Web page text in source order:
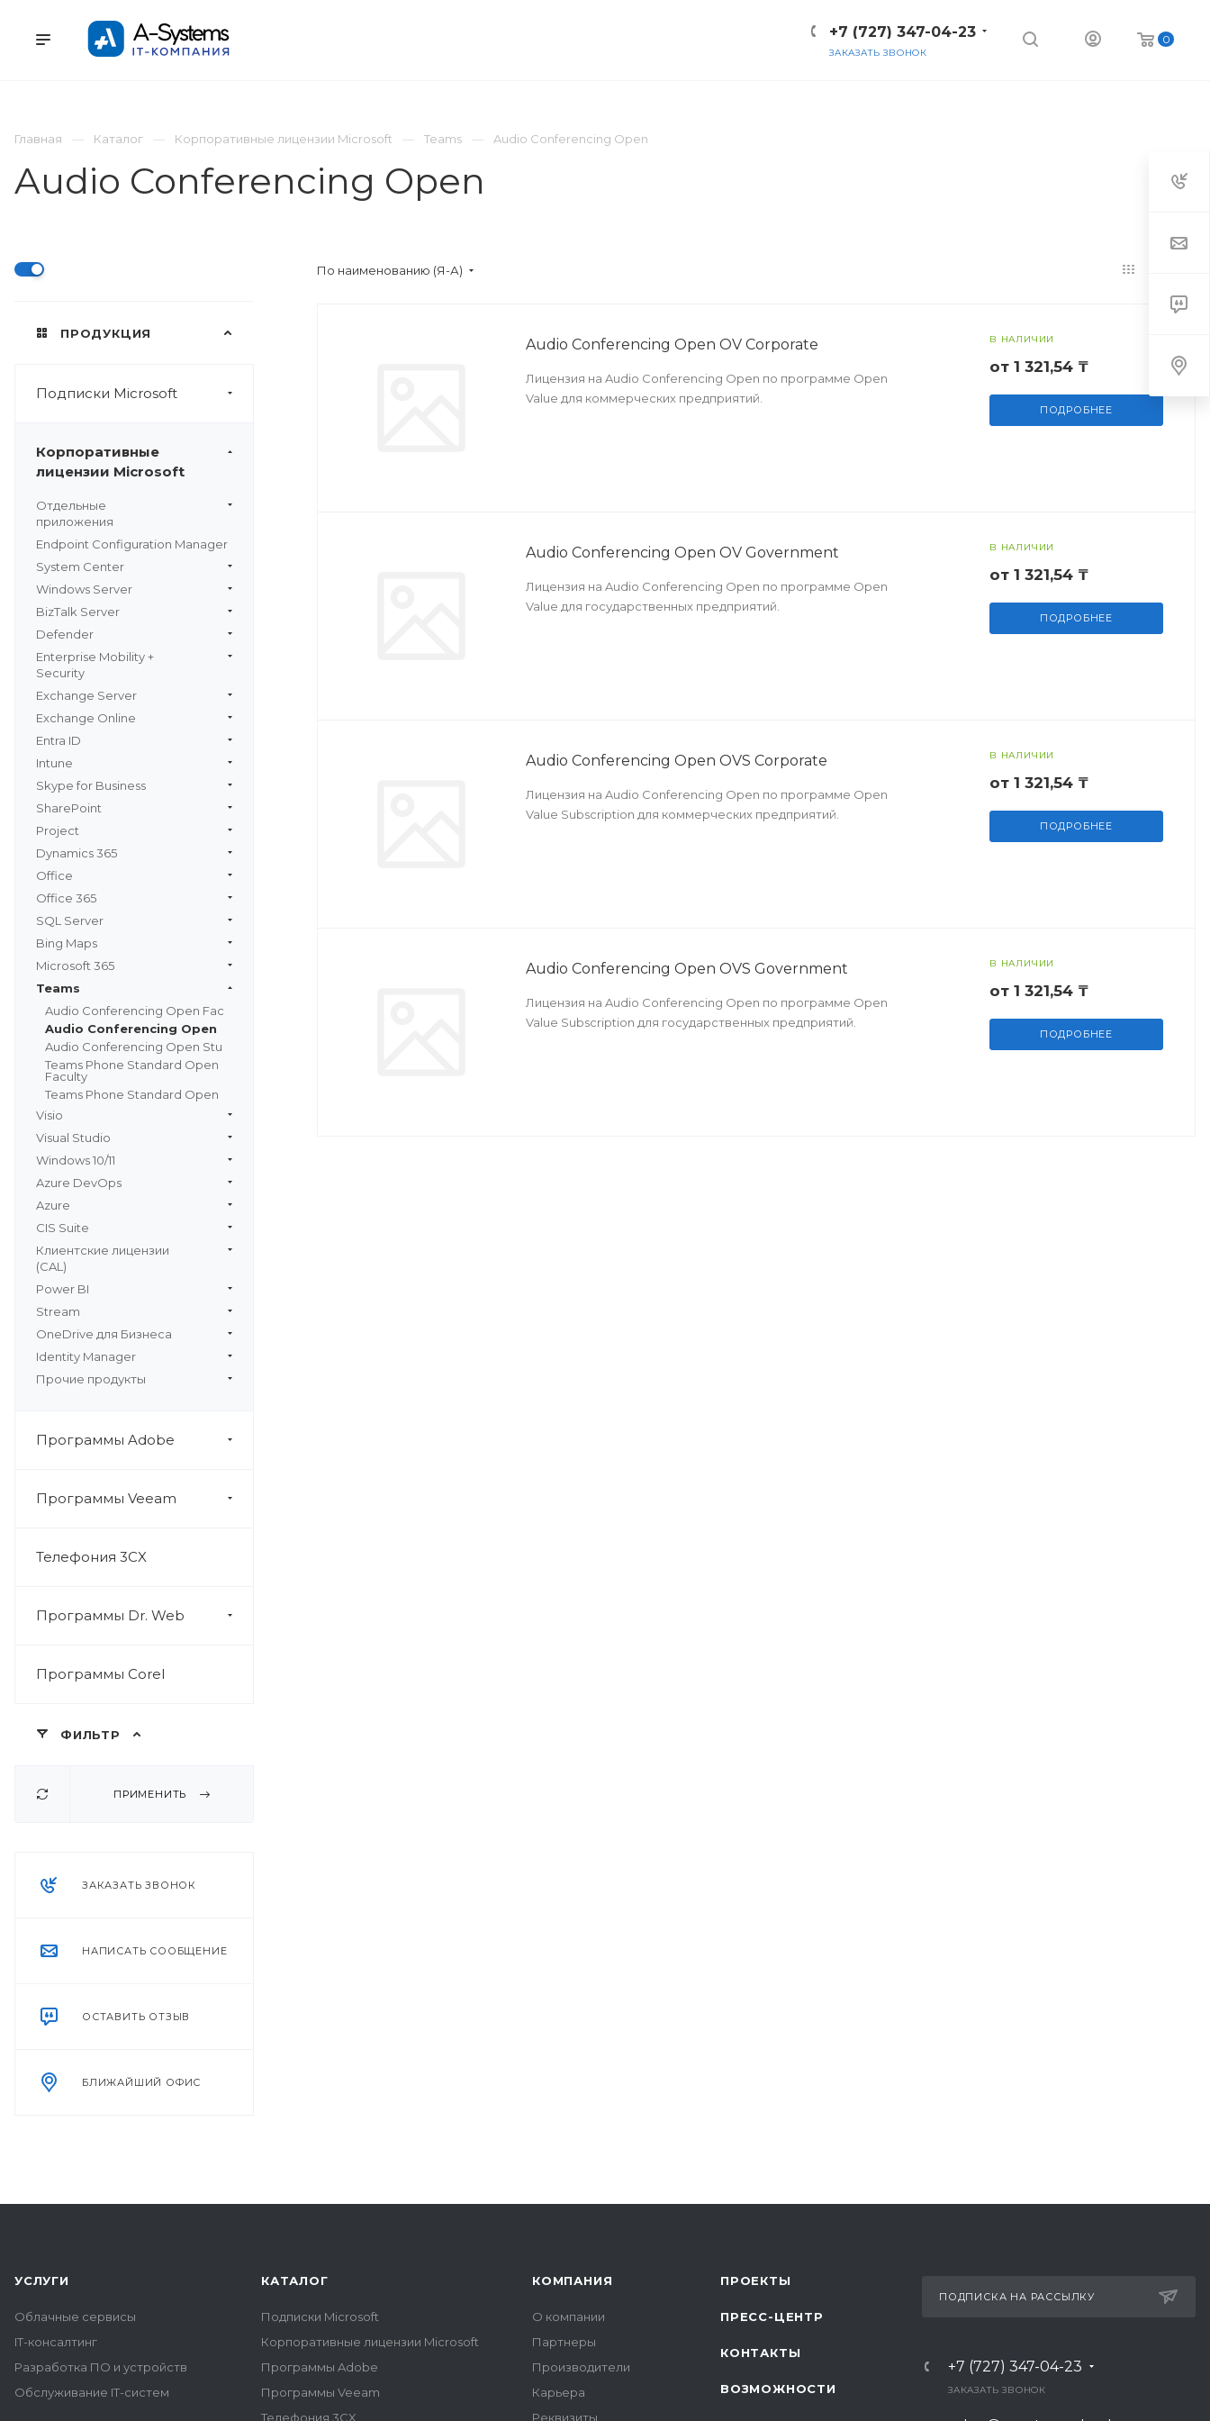
0
+7 (727) 347-04-23
ЗАКАЗАТЬ ЗВОНОК
Главная
Каталог Корпоративные лицензии Microsoft Teams Audio Conferencing Open
Audio Conferencing Open
ПРОДУКЦИЯ
Подписки Microsoft
Корпоративные
лицензии Microsoft
Отдельные
приложения
Endpoint Configuration Manager
System Center
Windows Server
BizTalk Server
Defender
Enterprise Mobility +
Security
Exchange Server
Exchange Online
Entra ID
Intune
Skype for Business
SharePoint
Project
Dynamics 365
Office
Office 365
SQL Server
Bing Maps
Microsoft 365
Teams
Audio Conferencing Open Fac
Audio Conferencing Open
Audio Conferencing Open Stu
Teams Phone Standard Open
Faculty
Teams Phone Standard Open
Visio
Visual Studio
Windows 10/11
Azure DevOps
Azure
CIS Suite
Клиентские лицензии
(CAL)
Power BI
Stream
OneDrive для Бизнеса
Identity Manager
Прочие продукты
Программы Adobe
Программы Veeam
Телефония 3CX
Программы Dr. Web
Программы Corel
ФИЛЬТР
ПРИМЕНИТЬ
ЗАКАЗАТЬ ЗВОНОК
НАПИСАТЬ СООБЩЕНИЕ
ОСТАВИТЬ ОТЗЫВ
БЛИЖАЙШИЙ ОФИС
По наименованию (Я-А)
Audio Conferencing Open OV Corporate
Лицензия на Audio Conferencing Open по программе Open
Value для коммерческих предприятий.
В НАЛИЧИИ
от 1 321,54 ₸
ПОДРОБНЕЕ
Audio Conferencing Open OV Government
Лицензия на Audio Conferencing Open по программе Open
Value для государственных предприятий.
В НАЛИЧИИ
от 1 321,54 ₸
ПОДРОБНЕЕ
Audio Conferencing Open OVS Corporate
Лицензия на Audio Conferencing Open по программе Open
Value Subscription для коммерческих предприятий.
В НАЛИЧИИ
от 1 321,54 ₸
ПОДРОБНЕЕ
Audio Conferencing Open OVS Government
Лицензия на Audio Conferencing Open по программе Open
Value Subscription для государственных предприятий.
В НАЛИЧИИ
от 1 321,54 ₸
ПОДРОБНЕЕ
УСЛУГИ
Облачные сервисы
IT-консалтинг
Разработка ПО и устройств
Обслуживание IT-систем
КАТАЛОГ
Подписки Microsoft
Корпоративные лицензии Microsoft
Программы Adobe
Программы Veeam
Телефония 3CX
КОМПАНИЯ
О компании
Партнеры
Производители
Карьера
Реквизиты
ПРОЕКТЫ
ПРЕСС-ЦЕНТР
КОНТАКТЫ
ВОЗМОЖНОСТИ
ПОДПИСКА НА РАССЫЛКУ
+7 (727) 347-04-23
ЗАКАЗАТЬ ЗВОНОК